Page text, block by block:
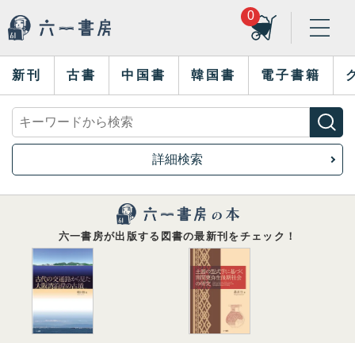
0
新刊 古書 中国書 韓国書 電子書籍
詳細検索
六一書房が出版する図書の最新刊をチェック！